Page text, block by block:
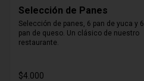
Selección de Panes
Selección de panes, 6 pan de yuca y 6
pan de queso. Un clásico de nuestro
restaurante.
$4.000